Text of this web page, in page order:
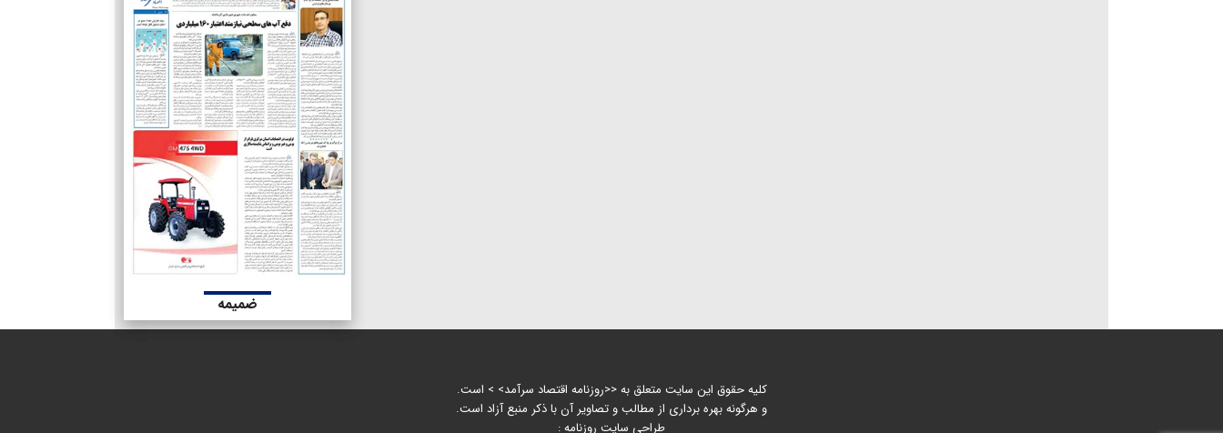
ضمیمه
کلیه حقوق این سایت متعلق به <<روزنامه اقتصاد سرآمد> > است.
و هرگونه بهره برداری از مطالب و تصاویر آن با ذکر منبع آزاد است.
طراحی سایت روزنامه :